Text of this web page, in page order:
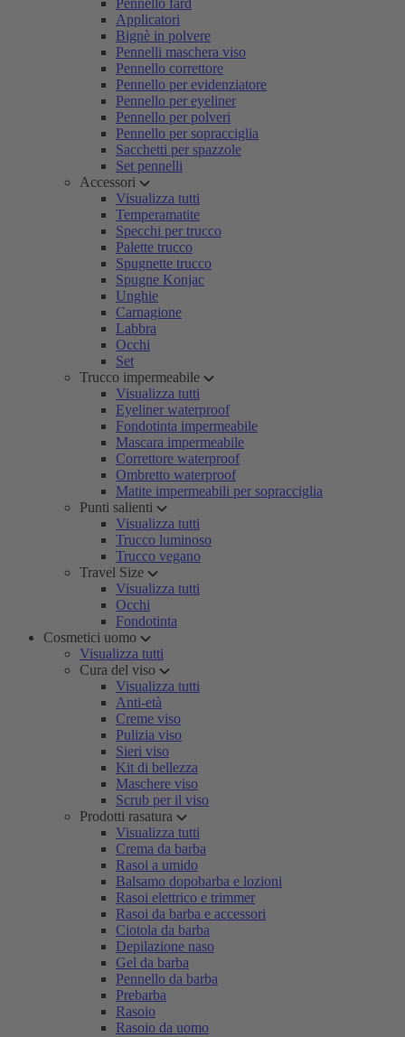
Pennello fard
Applicatori
Bignè in polvere
Pennelli maschera viso
Pennello correttore
Pennello per evidenziatore
Pennello per eyeliner
Pennello per polveri
Pennello per sopracciglia
Sacchetti per spazzole
Set pennelli
Accessori
Visualizza tutti
Temperamatite
Specchi per trucco
Palette trucco
Spugnette trucco
Spugne Konjac
Unghie
Carnagione
Labbra
Occhi
Set
Trucco impermeabile
Visualizza tutti
Eyeliner waterproof
Fondotinta impermeabile
Mascara impermeabile
Correttore waterproof
Ombretto waterproof
Matite impermeabili per sopracciglia
Punti salienti
Visualizza tutti
Trucco luminoso
Trucco vegano
Travel Size
Visualizza tutti
Occhi
Fondotinta
Cosmetici uomo
Visualizza tutti
Cura del viso
Visualizza tutti
Anti-età
Creme viso
Pulizia viso
Sieri viso
Kit di bellezza
Maschere viso
Scrub per il viso
Prodotti rasatura
Visualizza tutti
Crema da barba
Rasoi a umido
Balsamo dopobarba e lozioni
Rasoi elettrico e trimmer
Rasoi da barba e accessori
Ciotola da barba
Depilazione naso
Gel da barba
Pennello da barba
Prebarba
Rasoio
Rasoio da uomo